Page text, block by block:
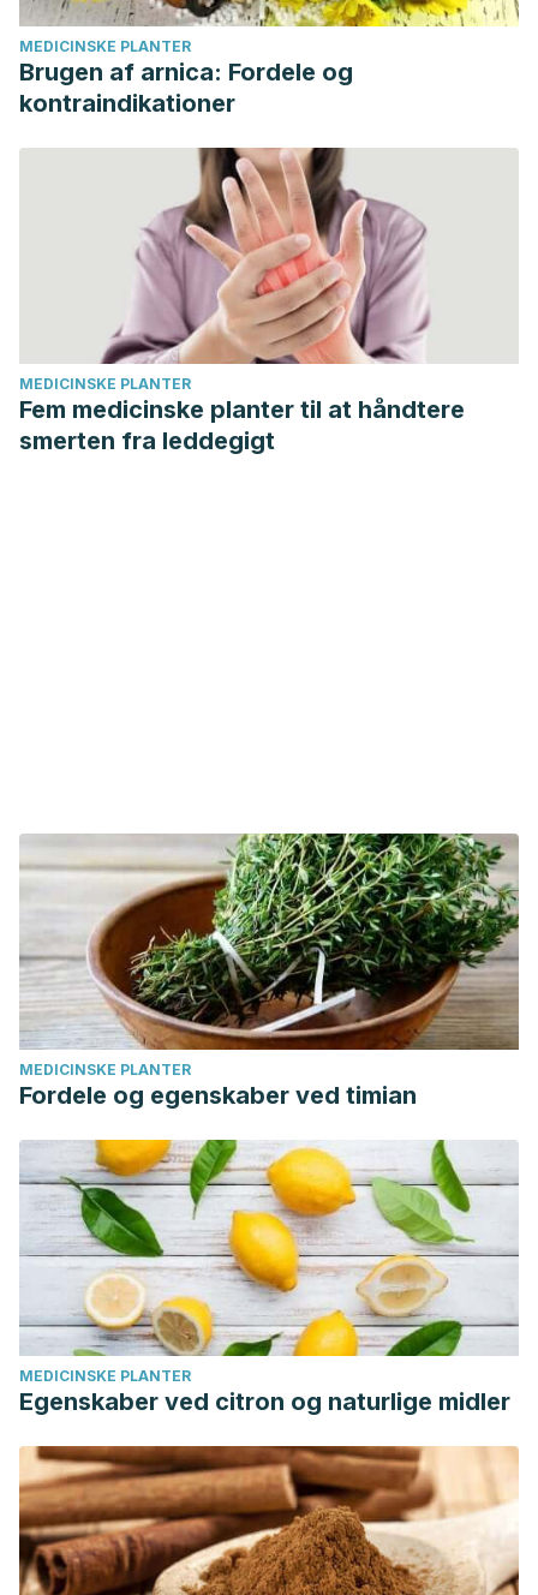
MEDICINSKE PLANTER
Brugen af arnica: Fordele og
kontraindikationer
MEDICINSKE PLANTER
Fem medicinske planter til at håndtere
smerten fra leddegigt
MEDICINSKE PLANTER
Fordele og egenskaber ved timian
MEDICINSKE PLANTER
Egenskaber ved citron og naturlige midler